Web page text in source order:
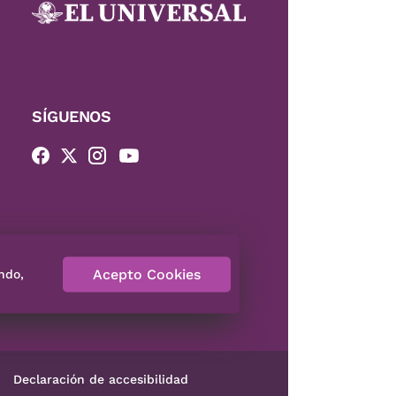
SÍGUENOS
Declaración de accesibilidad
Acepto Cookies